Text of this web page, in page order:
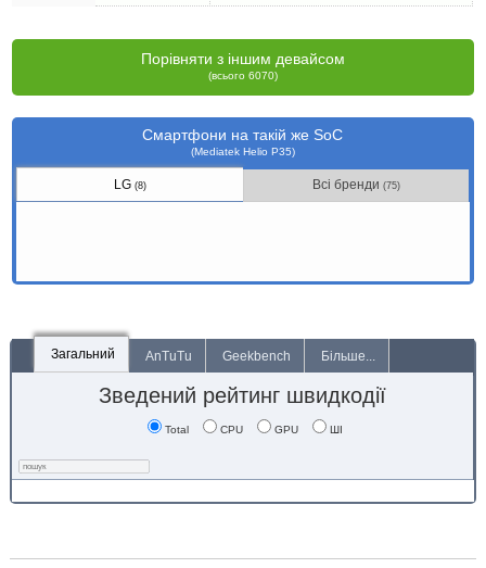
Порівняти з іншим девайсом
(всього 6070)
Смартфони на такій же SoC
(Mediatek Helio P35)
LG(8) Всі бренди(75)
Загальний AnTuTu Geekbench Більше...
Зведений рейтинг швидкодії
Total CPU GPU ШІ